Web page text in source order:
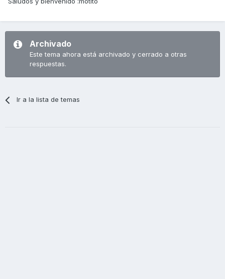
Archivado
Este tema ahora está archivado y cerrado a otras
respuestas.
Ir a la lista de temas